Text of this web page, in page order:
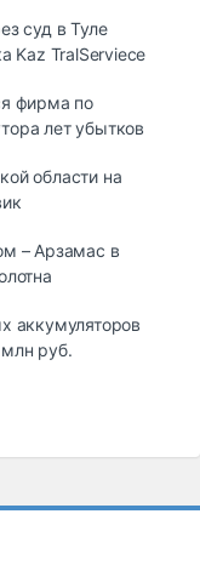
суд в Туле
Kaz TralServiece
фирма по
лет убытков
области на
– Арзамас в
аккумуляторов
руб.